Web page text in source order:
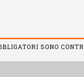
SONO